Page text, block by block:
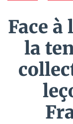
Face à
la